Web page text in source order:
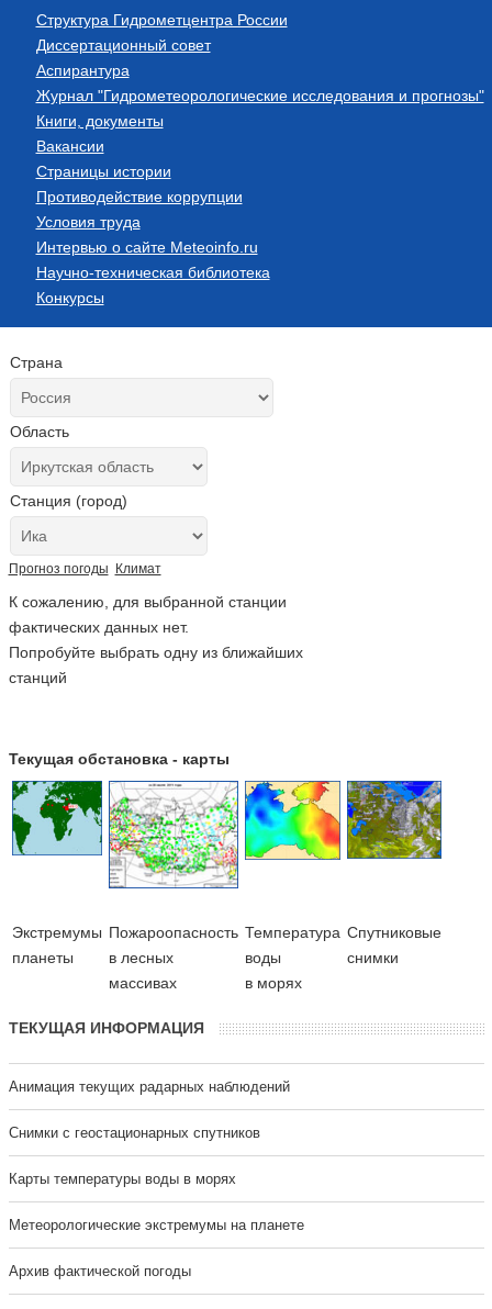
Структура Гидрометцентра России
Диссертационный совет
Аспирантура
Журнал "Гидрометеорологические исследования и прогнозы"
Книги, документы
Вакансии
Страницы истории
Противодействие коррупции
Условия труда
Интервью о сайте Meteoinfo.ru
Научно-техническая библиотека
Конкурсы
Страна
Область
Станция (город)
Прогноз погоды Климат
К сожалению, для выбранной станции
фактических данных нет.
Попробуйте выбрать одну из ближайших
станций
Текущая обстановка - карты
Экстремумы
планеты
Пожароопасность
в лесных
массивах
Температура
воды
в морях
Cпутниковые
снимки
ТЕКУЩАЯ ИНФОРМАЦИЯ
Анимация текущих радарных наблюдений
Cнимки с геостационарных спутников
Карты температуры воды в морях
Метеорологические экстремумы на планете
Архив фактической погоды